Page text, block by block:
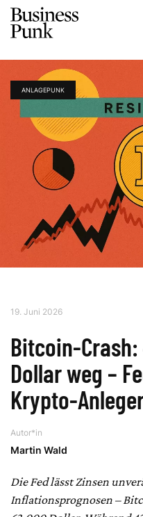
ANLAGEPUNK
19. Juni 2026
Bitcoin-
Dollar weg –
Krypto-
Autor*in
Martin Wald
Die Fed lässt Zinsen
Inflationsprognosen –